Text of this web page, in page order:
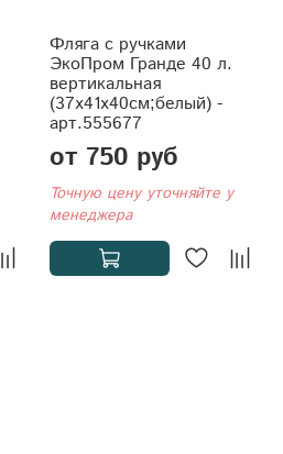
Фляга с ручками
ЭкоПром Гранде 40 л.
вертикальная
(37x41x40см;белый) -
арт.555677
от 750 руб
Точную цену уточняйте у
менеджера